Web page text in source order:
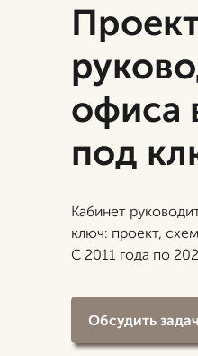
офиса
под
Кабинет
ключ: проект,
С 2011 года по
Обсудить